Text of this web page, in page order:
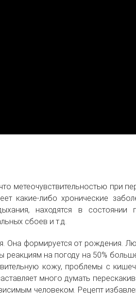
метеочувствительностью при
какие-либо хронические
находятся в состоянии
сбоев и т.д.
Она формируется от рождения.
реакциям на погоду на 50%
кожу, проблемы с
много думать
человеком. Рецепт